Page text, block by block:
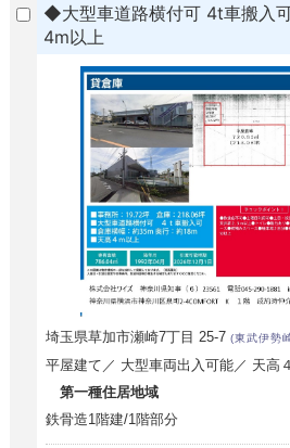
◆大型車道路横付可 4t車搬入
4m以上
埼玉県草加市瀬崎7丁目 25-7(東武伊勢
平屋建て／ 大型車両出入可能／ 天高
第一種住居地域
鉄骨造1階建/1階部分